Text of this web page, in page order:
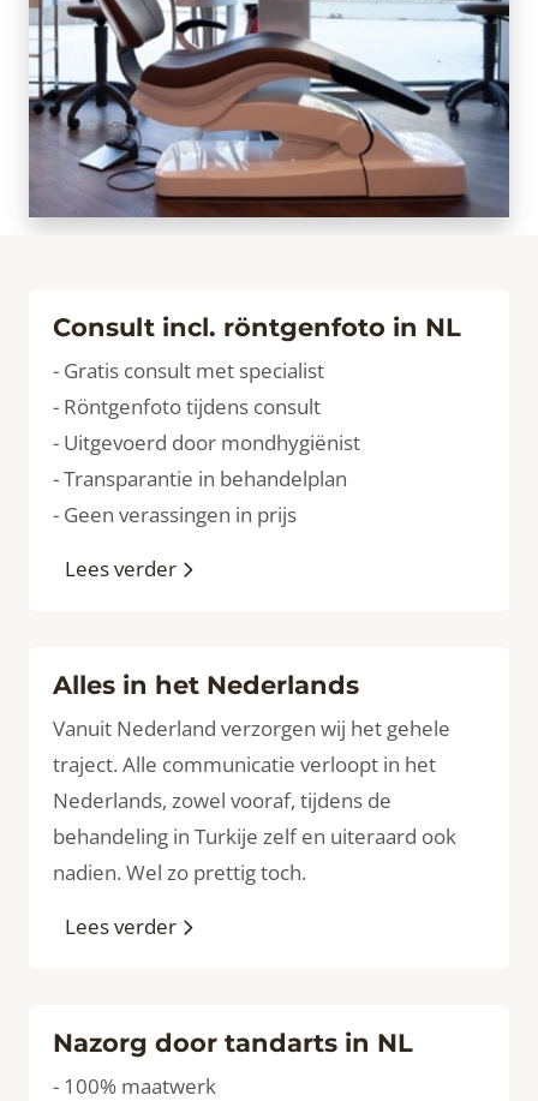
Consult incl. röntgenfoto in NL
- Gratis consult met specialist
- Röntgenfoto tijdens consult
- Uitgevoerd door mondhygiënist
- Transparantie in behandelplan
- Geen verassingen in prijs
Lees verder
Alles in het Nederlands
Vanuit Nederland verzorgen wij het gehele
traject. Alle communicatie verloopt in het
Nederlands, zowel vooraf, tijdens de
behandeling in Turkije zelf en uiteraard ook
nadien. Wel zo prettig toch.
Lees verder
Nazorg door tandarts in NL
- 100% maatwerk